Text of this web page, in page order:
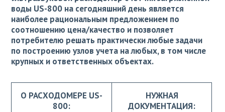
воды US-800 на сегодняшний день является
наиболее рациональным предложением по
соотношению цена/качество и позволяет
потребителю решать практически любые задачи
по построению узлов учета на любых, в том числе
крупных и ответственных объектах.
О РАСХОДОМЕРЕ US-
800:
НУЖНАЯ
ДОКУМЕНТАЦИЯ: